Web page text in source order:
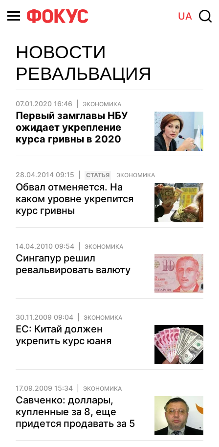
UA
НОВОСТИ
РЕВАЛЬВАЦИЯ
07.01.2020 16:46 ЭКОНОМИКА
Первый замглавы НБУ
ожидает укрепление
курса гривны в 2020
28.04.2014 09:15 CТАТЬЯ ЭКОНОМИКА
Обвал отменяется. На
каком уровне укрепится
курс гривны
14.04.2010 09:54 ЭКОНОМИКА
Сингапур решил
ревальвировать валюту
30.11.2009 09:04 ЭКОНОМИКА
ЕС: Китай должен
укрепить курс юаня
17.09.2009 15:34 ЭКОНОМИКА
Савченко: доллары,
купленные за 8, еще
придется продавать за 5